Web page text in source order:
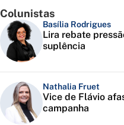
Colunistas
Basília Rodrigues
Lira rebate
suplência
Nathalia Fruet
Vice de Flávio
campanha